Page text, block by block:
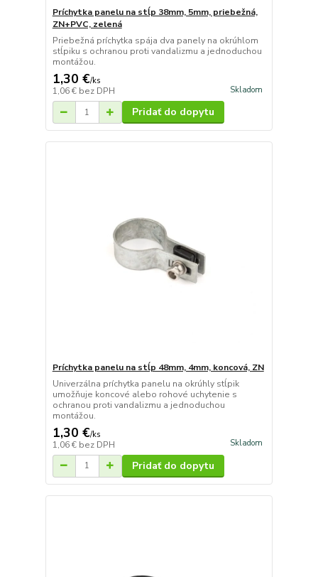
Príchytka panelu na stĺp 38mm, 5mm, priebežná,
ZN+PVC, zelená
Priebežná príchytka spája dva panely na okrúhlom
stĺpiku s ochranou proti vandalizmu a jednoduchou
montážou.
1,30 €/ks
1,06 € bez DPH Skladom
Pridať do dopytu
Príchytka panelu na stĺp 48mm, 4mm, koncová, ZN
Univerzálna príchytka panelu na okrúhly stĺpik
umožňuje koncové alebo rohové uchytenie s
ochranou proti vandalizmu a jednoduchou
montážou.
1,30 €/ks
1,06 € bez DPH Skladom
Pridať do dopytu